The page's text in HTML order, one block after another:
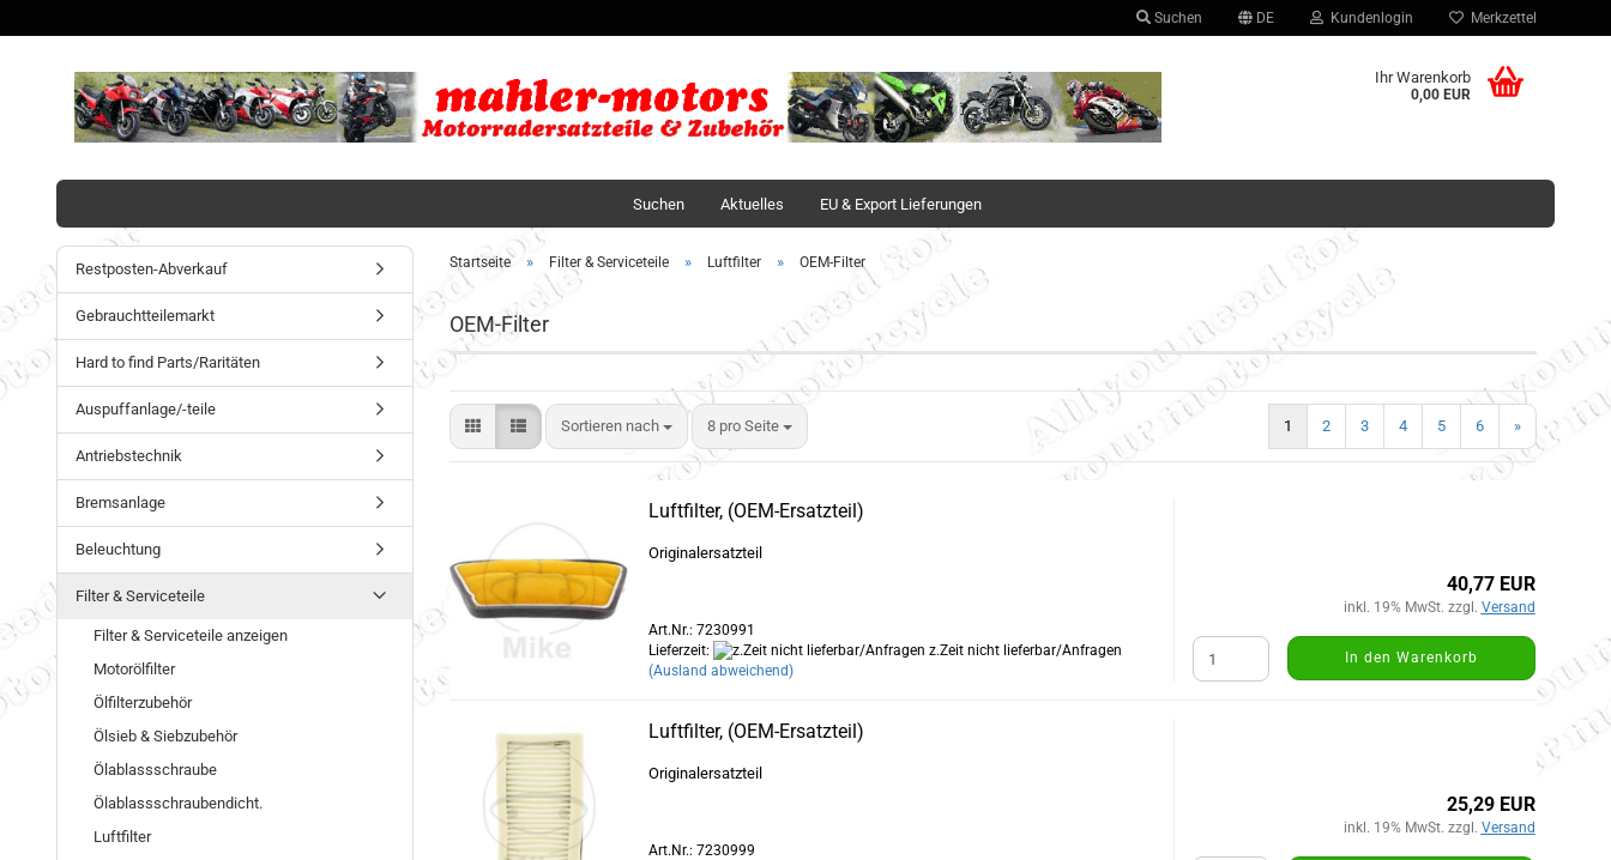
Suchen DE
Sprache auswählen
Kundenlogin
Konto erstellen
Passwort vergessen?
Merkzettel
Ihr Warenkorb
0,00 EUR
Suchen Aktuelles EU & Export Lieferungen
Startseite » Filter & Serviceteile » Luftfilter » OEM-Filter
OEM-Filter
Sortieren nach 8 pro Seite 1 2 3 4 5 6 »
Luftfilter, (OEM-Ersatzteil)
Originalersatzteil
Art.Nr.: 7230991
Lieferzeit:
z.Zeit nicht lieferbar/Anfragen
(Ausland abweichend)
40,77 EUR
inkl. 19% MwSt. zzgl. Versand
In den Warenkorb
Luftfilter, (OEM-Ersatzteil)
Originalersatzteil
Art.Nr.: 7230999
25,29 EUR
inkl. 19% MwSt. zzgl. Versand
Restposten-Abverkauf
Gebrauchtteilemarkt
Hard to find Parts/Raritäten
Auspuffanlage/-teile
Antriebstechnik
Bremsanlage
Beleuchtung
Filter & Serviceteile
Filter & Serviceteile anzeigen
Motorölfilter
Ölfilterzubehör
Ölsieb & Siebzubehör
Ölablassschraube
Ölablassschraubendicht.
Luftfilter